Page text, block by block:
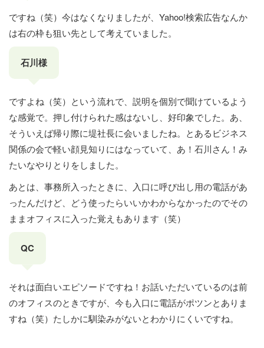
ですね（笑）今はなくなりましたが、Yahoo!検索広告なんか
は右の枠も狙い先として考えていました。
石川様
ですよね（笑）という流れで、説明を個別で聞けているよう
な感覚で。押し付けられた感はないし、好印象でした。あ、
そういえば帰り際に堤社長に会いましたね。とあるビジネス
関係の会で軽い顔見知りにはなっていて、あ！石川さん！み
たいなやりとりをしました。
あとは、事務所入ったときに、入口に呼び出し用の電話があ
ったんだけど、どう使ったらいいかわからなかったのでその
ままオフィスに入った覚えもあります（笑）
QC
それは面白いエピソードですね！お話いただいているのは前
のオフィスのときですが、今も入口に電話がポツンとありま
すね（笑）たしかに馴染みがないとわかりにくいですね。